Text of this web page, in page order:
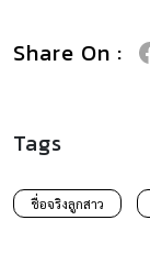
Share On :
Tags
ชื่อจริงลูกสาว